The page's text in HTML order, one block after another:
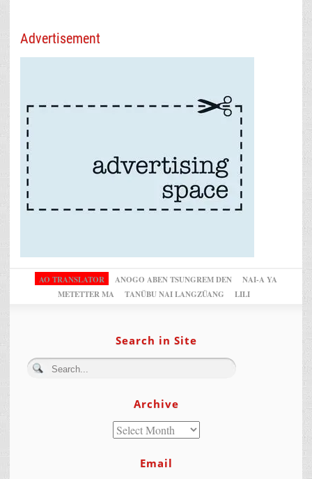
Advertisement
AO TRANSLATOR ANOGO ABEN TSUNGREM DEN
NAI-A YA
METETTER MA
TANÜBU NAI LANGZÜANG LILI
Search in Site
Archive
Email